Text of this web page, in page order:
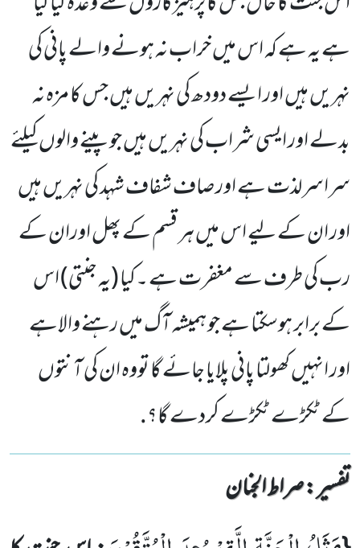
ہے یہ ہے کہ اس میں خراب نہ ہونے والے پانی کی
نہریں ہیں اور ایسے دودھ کی نہریں ہیں جس کا مزہ نہ
بدلے اور ایسی شراب کی نہریں ہیں جو پینے والوں کیلئے
سراسرلذت ہے اور صاف شفاف شہد کی نہریں ہیں
اور ان کے لیے اس میں ہر قسم کے پھل اوران کے
رب کی طرف سے مغفرت ہے ۔کیا (یہ جنتی) اس
کے برابر ہوسکتا ہے جو ہمیشہ آگ میں رہنے والاہے
اور انہیں کھولتا پانی پلایا جائے گا تووہ ان کی آنتوں
کے ٹکڑے ٹکڑے کردے گا؟.
تفسیر : ‎صراط الجنان